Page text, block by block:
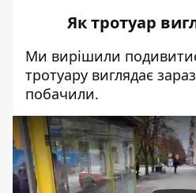
Як тротуар
Ми вирішили
тротуару виглядає
побачили.